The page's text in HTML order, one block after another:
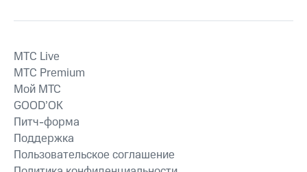
MTС Live
MTС Premium
Мой МТС
GOOD’OK
Питч-форма
Поддержка
Пользовательское соглашение